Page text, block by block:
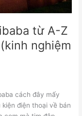
từ A-Z
nghiệm
cách đây mấy
điện thoại về bán